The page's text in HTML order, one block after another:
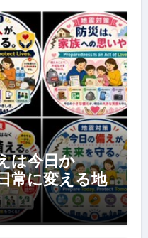
は今日か
常に変える地